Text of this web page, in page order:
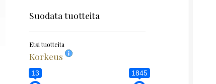
Suodata tuotteita
Etsi tuotteita
Korkeus
13 1845